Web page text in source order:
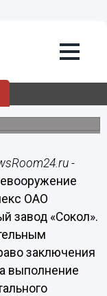
Новгороде
будет вложено
-
ОАО
завод «Сокол».
заключения
выполнение